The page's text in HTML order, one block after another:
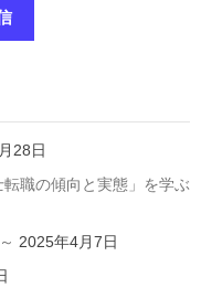
28日
職の傾向と実態」を学ぶ
2025年4月7日